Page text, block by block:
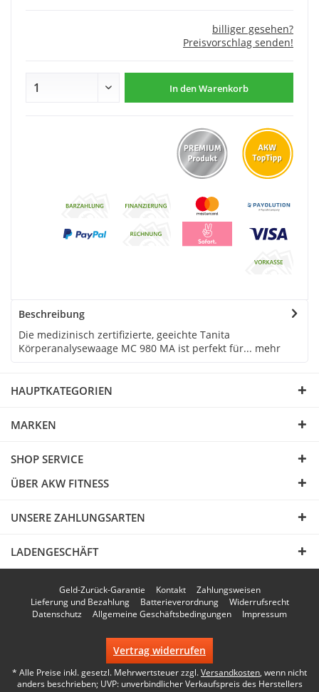
billiger gesehen?
Preisvorschlag senden!
In denWarenkorb
Beschreibung
Die medizinisch zertifizierte, geeichte Tanita
Körperanalysewaage MC 980 MA ist perfekt für... mehr
HAUPTKATEGORIEN
MARKEN
SHOP SERVICE
ÜBER AKW FITNESS
UNSERE ZAHLUNGSARTEN
LADENGESCHÄFT
Geld-Zurück-Garantie Kontakt
Zahlungsweisen
Lieferung und Bezahlung
Batterieverordnung
Widerrufsrecht
Datenschutz
Allgemeine Geschäftsbedingungen Impressum
Vertrag widerrufen
* Alle Preise inkl. gesetzl. Mehrwertsteuer zzgl.Versandkosten, wenn nicht
anders beschrieben; UVP: unverbindlicher Verkaufspreis des Herstellers